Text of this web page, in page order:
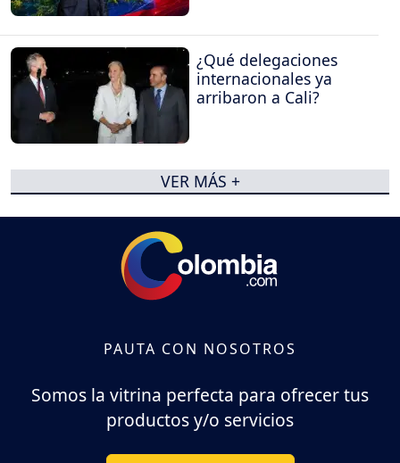
¿Qué delegaciones
internacionales ya
arribaron a Cali?
VER MÁS +
PAUTA CON NOSOTROS
Somos la vitrina perfecta para ofrecer tus
productos y/o servicios